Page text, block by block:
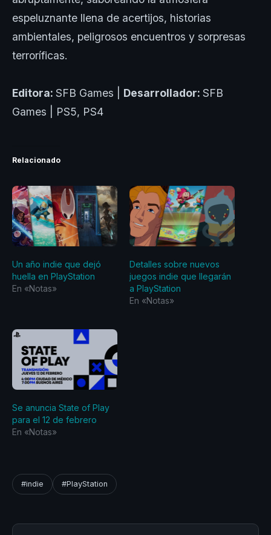
espeluznante llena de acertijos, historias
ambientales, peligrosos encuentros y sorpresas
terroríficas.
Editora: SFB Games | Desarrollador: SFB
Games | PS5, PS4
Relacionado
Un año indie que dejó
huella en PlayStation
En «Notas»
Detalles sobre nuevos
juegos indie que llegarán
a PlayStation
En «Notas»
Se anuncia State of Play
para el 12 de febrero
En «Notas»
#indie #PlayStation